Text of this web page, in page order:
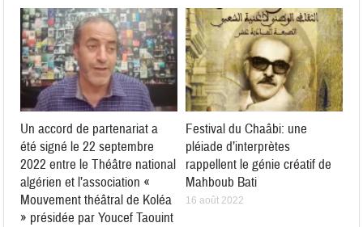
Un accord de partenariat a
été signé le 22 septembre
2022 entre le Théâtre national
algérien et l’association «
Mouvement théâtral de Koléa
» présidée par Youcef Taouint
Festival du Chaâbi: une
pléiade d’interprètes
rappellent le génie créatif de
Mahboub Bati
16 août 2022